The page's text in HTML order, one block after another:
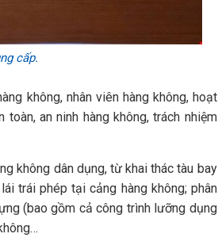
cấp.
không, nhân viên hàng không, hoạt
an ninh hàng không, trách nhiệm
không dân dụng, từ khai thác tàu bay
trái phép tại cảng hàng không; phân
(bao gồm cả công trình lưỡng dụng